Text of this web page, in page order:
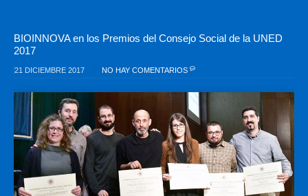
BIOINNOVA en los Premios del Consejo Social de la UNED
2017
21 DICIEMBRE 2017 NO HAY COMENTARIOS